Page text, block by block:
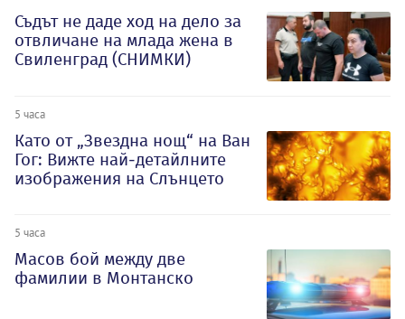
Съдът не даде ход на дело за
отвличане на млада жена в
Свиленград (СНИМКИ)
5 часа
Като от „Звездна нощ“ на Ван
Гог: Вижте най-детайлните
изображения на Слънцето
5 часа
Масов бой между две
фамилии в Монтанско